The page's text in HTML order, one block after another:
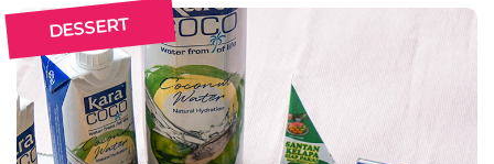
DESSERT